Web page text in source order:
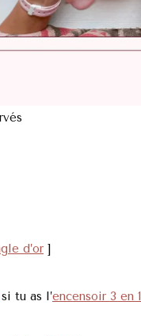
d’or ]
si tu as l’encensoir 3 en 1